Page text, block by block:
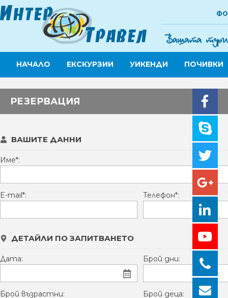
НАЧАЛО ЕКСКУРЗИИ УИКЕНДИ ПОЧИВКИ
РЕЗЕРВАЦИЯ
ВАШИТЕ ДАННИ
Име*:
E-mail*: Телефон*:
ДЕТАЙЛИ ПО ЗАПИТВАНЕТО
Дата: Брой дни:
Брой възрастни: Брой деца: